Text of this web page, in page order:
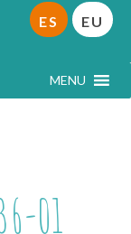
MENU
ES EU
01